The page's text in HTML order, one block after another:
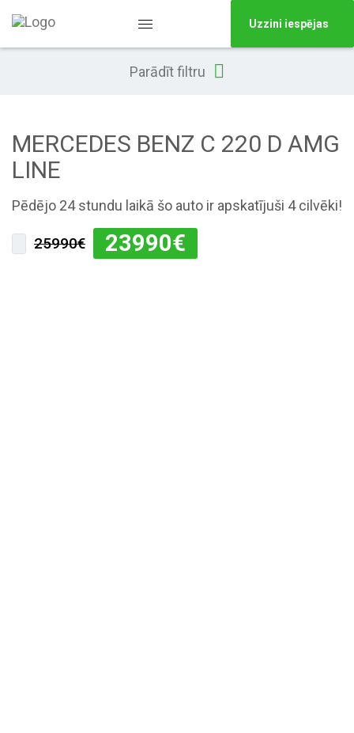
Uzzini iespējas
Parādīt filtru
MERCEDES BENZ C 220 D AMG
LINE
Pēdējo 24 stundu laikā šo auto ir apskatījuši 4 cilvēki!
25990€ 23990€